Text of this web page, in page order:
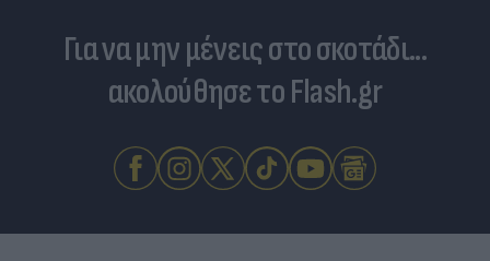
Για να μην μένεις στο σκοτάδι...
ακολούθησε το Flash.gr